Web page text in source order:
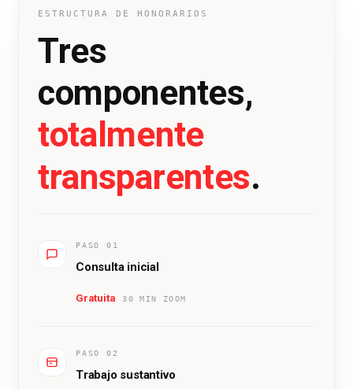
ESTRUCTURA DE HONORARIOS
Tres
componentes,
totalmente
transparentes.
PASO 01
Consulta inicial
Gratuita 30 MIN ZOOM
PASO 02
Trabajo sustantivo